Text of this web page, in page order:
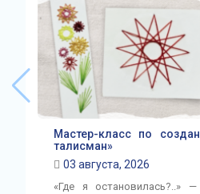
Мастер-класс по
талисман»
03 августа, 2026
«Где я остановилась?..»